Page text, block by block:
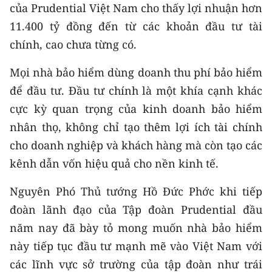
NHÂN DÂN CUỐI TUẦN
NHÂN DÂN HẰNG THÁNG
MUA BÁO
ĐỌC BÁO IN
ENGLISH
中文
FRANÇAIS
РУССКИЙ
ESPAÑOL
của Prudential Việt Nam cho thấy lợi nhuận hơn
11.400 tỷ đồng đến từ các khoản đầu tư tài
chính, cao chưa từng có.
Mọi nhà bảo hiểm dùng doanh thu phí bảo hiểm
để đầu tư. Đầu tư chính là một khía cạnh khác
cực kỳ quan trọng của kinh doanh bảo hiểm
nhân thọ, không chỉ tạo thêm lợi ích tài chính
cho doanh nghiệp và khách hàng mà còn tạo các
kênh dẫn vốn hiệu quả cho nền kinh tế.
Nguyên Phó Thủ tướng Hồ Đức Phớc khi tiếp
đoàn lãnh đạo của Tập đoàn Prudential đầu
năm nay đã bày tỏ mong muốn nhà bảo hiểm
này tiếp tục đầu tư mạnh mẽ vào Việt Nam với
các lĩnh vực sở trường của tập đoàn như trái